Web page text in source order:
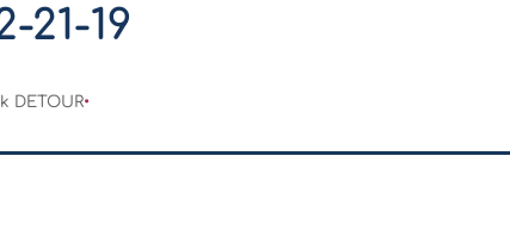
21-19
DETOUR